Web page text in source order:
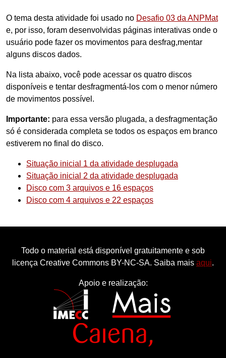
O tema desta atividade foi usado no Desafio 03 da ANPMat
e, por isso, foram desenvolvidas páginas interativas onde o
usuário pode fazer os movimentos para desfrag,mentar
alguns discos dados.
Na lista abaixo, você pode acessar os quatro discos
disponíveis e tentar desfragmentá-los com o menor número
de movimentos possível.
Importante: para essa versão plugada, a desfragmentação
só é considerada completa se todos os espaços em branco
estiverem no final do disco.
Situação inicial 1 da atividade desplugada
Situação inicial 2 da atividade desplugada
Disco com 3 arquivos e 16 espaços
Disco com 4 arquivos e 22 espaços
Todo o material está disponível gratuitamente e sob
licença Creative Commons BY-NC-SA. Saiba mais aqui.
Apoio e realização: